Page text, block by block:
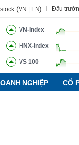
(VN EN) Đấu
VN-Index
HNX-Index
VS 100
NGHIỆP CỔ
khoán Lãnh